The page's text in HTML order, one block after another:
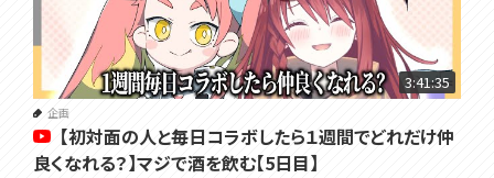
3:41:35
企画
【初対面の人と毎日コラボしたら１週間でどれだけ仲
良くなれる？】マジで酒を飲む【5日目】